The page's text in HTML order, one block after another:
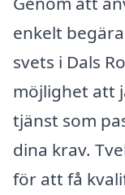
enkelt
svets i Dals
möjlighet att
tjänst som
dina krav.
för att få